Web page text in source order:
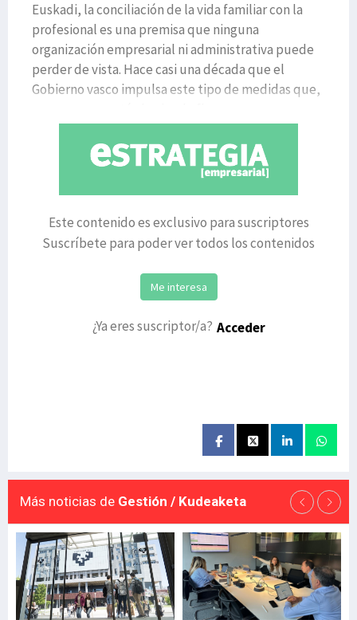
Euskadi, la conciliación de la vida familiar con la
profesional es una premisa que ninguna
organización empresarial ni administrativa puede
perder de vista. Hace casi una década que el
Gobierno vasco impulsa este tipo de medidas que,
Este contenido es exclusivo para suscriptores
Suscríbete para poder ver todos los contenidos
Me interesa
¿Ya eres suscriptor/a? Acceder
Más noticias de Gestión / Kudeaketa